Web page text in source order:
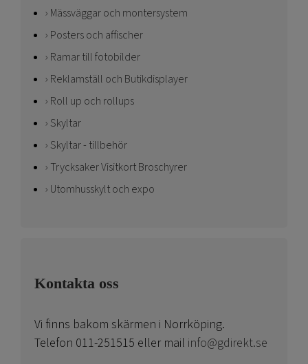
Mässväggar och montersystem
Posters och affischer
Ramar till fotobilder
Reklamställ och Butikdisplayer
Roll up och rollups
Skyltar
Skyltar - tillbehör
Trycksaker Visitkort Broschyrer
Utomhusskylt och expo
Kontakta oss
Vi finns bakom skärmen i Norrköping.
Telefon 011-251515 eller mail info@gdirekt.se